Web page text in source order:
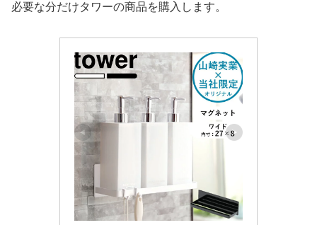
必要な分だけタワーの商品を購入します。